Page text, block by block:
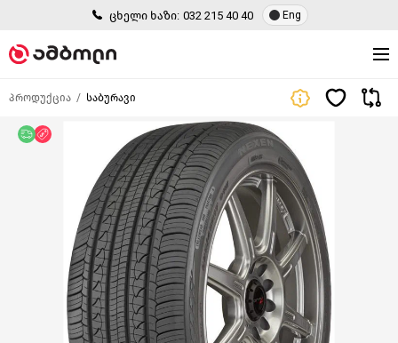
ცხელი ხაზი: 032 215 40 40 Eng
პროდუქცია საბურავი
უფასო მიწოდება